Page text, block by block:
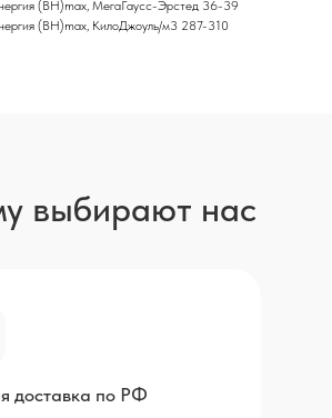
(BH)max, МегаГаусс-Эрстед 36-39
(BH)max, КилоДжоуль/м3 287-310
выбирают нас
доставка по РФ